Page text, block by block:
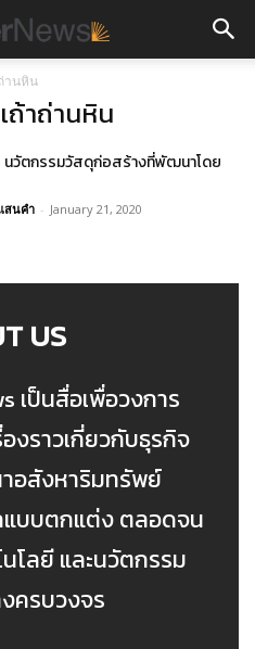
านหิน
ถ้าถ่านหิน
นวัตกรรมวัสดุก่อสร้างที่พัฒนาโดย
สนคำ - January 21, 2020
US
เป็นสื่อเพื่อวงการ
งราวเกี่ยวกับธุรกิจ
อสังหาริมทรัพย์
บบตกแต่ง ตลอดจน
โลยี และนวัตกรรม
ครบวงจร